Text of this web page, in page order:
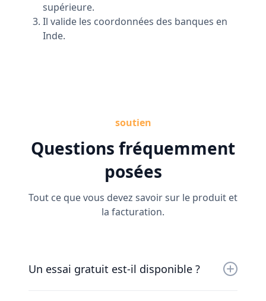
supérieure.
Il valide les coordonnées des banques en
Inde.
soutien
Questions fréquemment
posées
Tout ce que vous devez savoir sur le produit et
la facturation.
Un essai gratuit est-il disponible ?